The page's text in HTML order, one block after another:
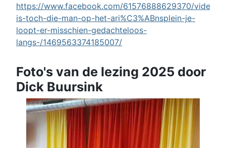
https://www.facebook.com/61576888629370/videos/
is-toch-die-man-op-het-ari%C3%ABnsplein-je-
loopt-er-misschien-gedachteloos-
langs-/1469563374185007/
Foto's van de lezing 2025 door
Dick Buursink